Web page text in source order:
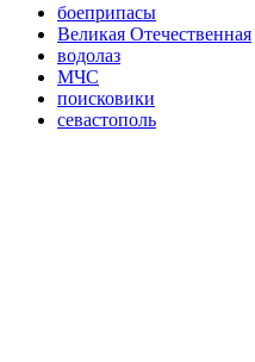
боеприпасы
Великая Отечественная
водолаз
МЧС
поисковики
севастополь